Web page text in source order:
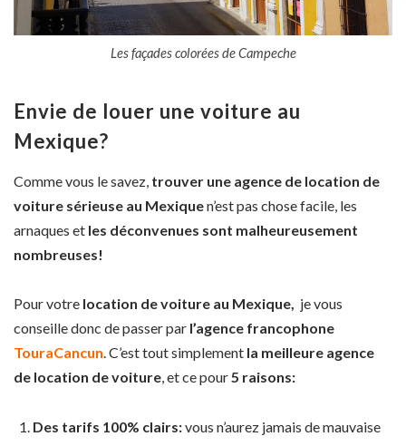
Les façades colorées de Campeche
Envie de louer une voiture au
Mexique?
Comme vous le savez, trouver une agence de location de
voiture sérieuse au Mexiquen’est pas chose facile, les
arnaques et les déconvenues sont malheureusement
nombreuses!
Pour votre location de voiture au Mexique, je vous
conseille donc de passer par l’agence francophone
TouraCancun. C’est tout simplement la meilleure agence
de location de voiture, et ce pour5 raisons:
Des tarifs 100% clairs:vous n’aurez jamais de mauvaise